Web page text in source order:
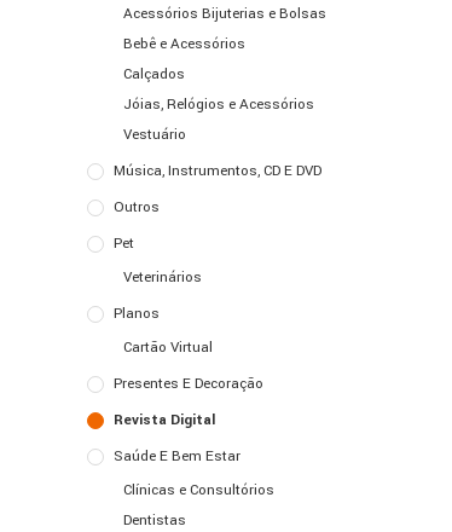
Acessórios Bijuterias e Bolsas
Bebê e Acessórios
Calçados
Jóias, Relógios e Acessórios
Vestuário
Música, Instrumentos, CD E DVD
Outros
Pet
Veterinários
Planos
Cartão Virtual
Presentes E Decoração
Revista Digital
Saúde E Bem Estar
Clínicas e Consultórios
Dentistas